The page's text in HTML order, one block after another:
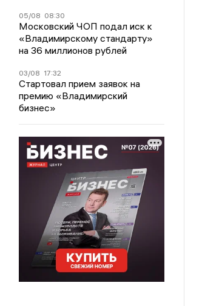
05/08 08:30
Московский ЧОП подал иск к
«Владимирскому стандарту»
на 36 миллионов рублей
03/08 17:32
Стартовал прием заявок на
премию «Владимирский
бизнес»